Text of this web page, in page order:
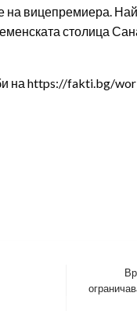
вицепремиера.
столица
на https://fakti.bg/
Next